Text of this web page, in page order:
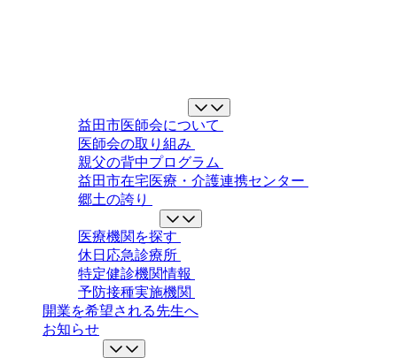
益田市医師会について
医師会の取り組み
親父の背中プログラム
益田市在宅医療・介護連携センター
郷土の誇り
医療機関を探す
休日応急診療所
特定健診機関情報
予防接種実施機関
開業を希望される先生へ
お知らせ